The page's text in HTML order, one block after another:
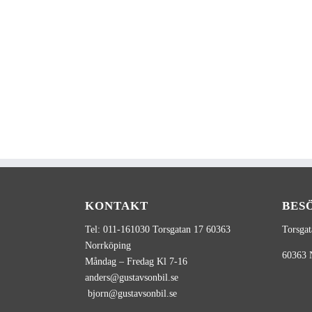
KONTAKT
Tel: 011-161030 Torsgatan 17 60363
Norrköping
Måndag – Fredag Kl 7-16
anders@gustavsonbil.se
bjorn@gustavsonbil.se
60363